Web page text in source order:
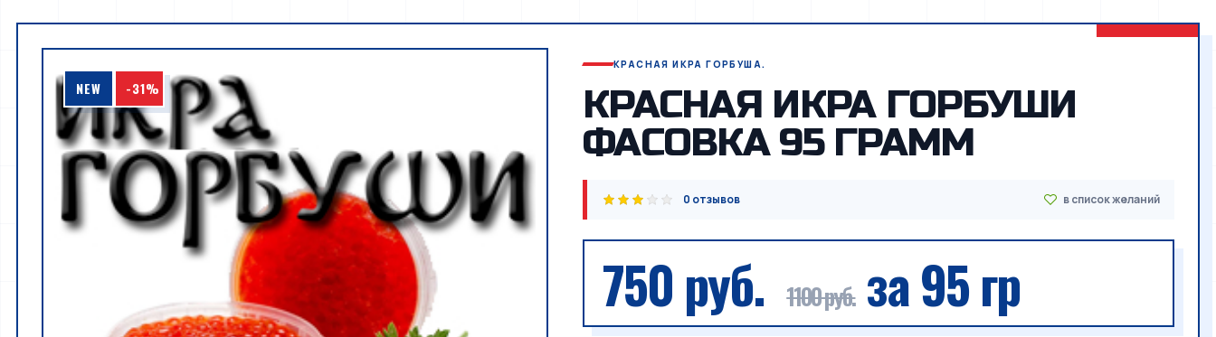
NEW -31%
КРАСНАЯ ИКРА ГОРБУША.
КРАСНАЯ ИКРА ГОРБУШИ
ФАСОВКА 95 ГРАММ
0 отзывов
750 руб. 1100 руб.за 95 гр